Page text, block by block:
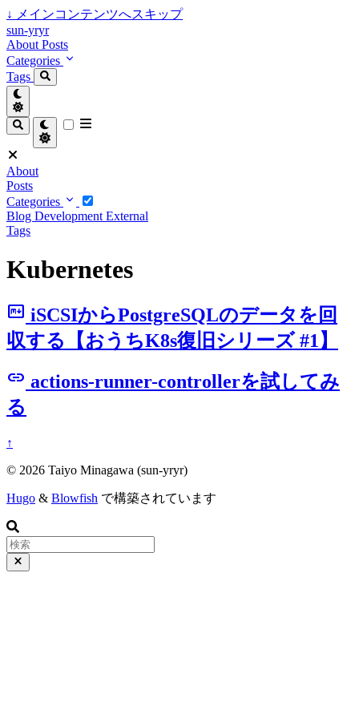
↓ メインコンテンツへスキップ
sun-yryr
About Posts
Categories
Tags
About
Posts
Categories
Blog Development External
Tags
Kubernetes
markdown iSCSIからPostgreSQLのデータを回
収する【おうちK8s復旧シリーズ #1】
link actions-runner-controllerを試してみ
る
↑
© 2026 Taiyo Minagawa (sun-yryr)
Hugo & Blowfish で構築されています